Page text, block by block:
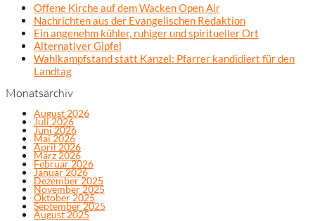
Offene Kirche auf dem Wacken Open Air
Nachrichten aus der Evangelischen Redaktion
Ein angenehm kühler, ruhiger und spiritueller Ort
Alternativer Gipfel
Wahlkampfstand statt Kanzel: Pfarrer kandidiert für den
Landtag
Monatsarchiv
August 2026
Juli 2026
Juni 2026
Mai 2026
April 2026
März 2026
Februar 2026
Januar 2026
Dezember 2025
November 2025
Oktober 2025
September 2025
August 2025